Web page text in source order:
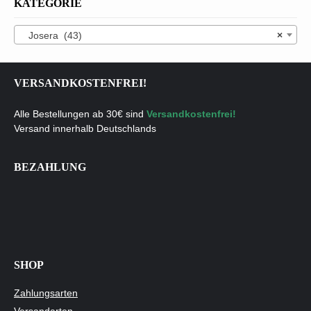
KATEGORIE
×
Josera (43)
VERSANDKOSTENFREI!
Alle Bestellungen ab 30€ sind Versandkostenfrei!
Versand innerhalb Deutschlands
BEZAHLUNG
SHOP
Zahlungsarten